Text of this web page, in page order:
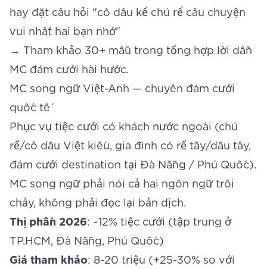
hay đặt câu hỏi "cô dâu kể chú rể câu chuyện
vui nhất hai bạn nhớ"
→ Tham khảo 30+ mẫu trong tổng hợp lời dẫn
MC đám cưới hài hước.
MC song ngữ Việt-Anh — chuyên đám cưới
quốc tế
Phục vụ tiệc cưới có khách nước ngoài (chú
rể/cô dâu Việt kiều, gia đình có rể tây/dâu tây,
đám cưới destination tại Đà Nẵng / Phú Quốc).
MC song ngữ phải nói cả hai ngôn ngữ trôi
chảy, không phải đọc lại bản dịch.
Thị phần 2026: ~12% tiệc cưới (tập trung ở
TP.HCM, Đà Nẵng, Phú Quốc)
Giá tham khảo: 8-20 triệu (+25-30% so với